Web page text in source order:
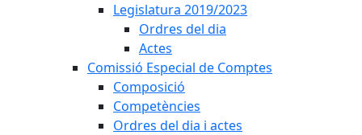
Legislatura 2019/2023
Ordres del dia
Actes
Comissió Especial de Comptes
Composició
Competències
Ordres del dia i actes